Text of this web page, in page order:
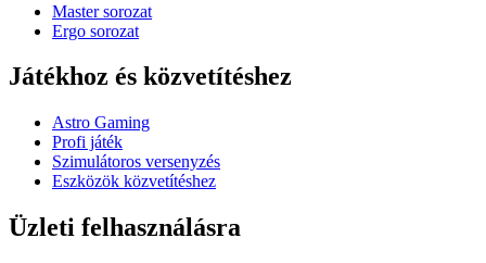
Master sorozat
Ergo sorozat
Játékhoz és közvetítéshez
Astro Gaming
Profi játék
Szimulátoros versenyzés
Eszközök közvetítéshez
Üzleti felhasználásra